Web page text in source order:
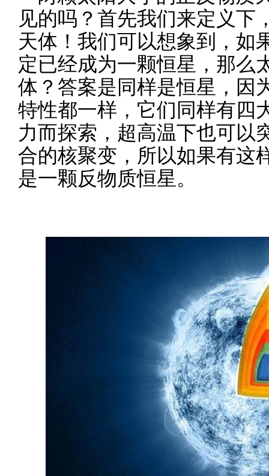
见的吗？首先我们来定义下
天体！我们可以想象到，如
定已经成为一颗恒星，那么
体？答案是同样是恒星，因
特性都一样，它们同样有四
力而探索，超高温下也可以
合的核聚变，所以如果有这
是一颗反物质恒星。